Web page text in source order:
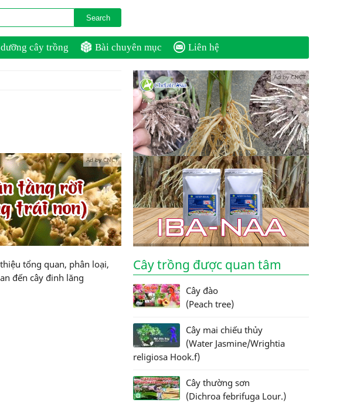
cây trồng Bài chuyên mục Liên hệ
Ad by CNCT
tổng quan, phân loại,
đến cây đinh lăng
Ad by CNCT
Cây trồng được quan tâm
Cây đào
(Peach tree)
Cây mai chiếu thủy
(Water Jasmine/Wrightia
religiosa Hook.f)
Cây thường sơn
(Dichroa febrifuga Lour.)